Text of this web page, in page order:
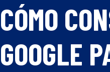
CÓMO
GOOGLE